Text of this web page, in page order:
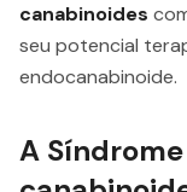
canabinoides
seu potencial
endocanabinoide.
A